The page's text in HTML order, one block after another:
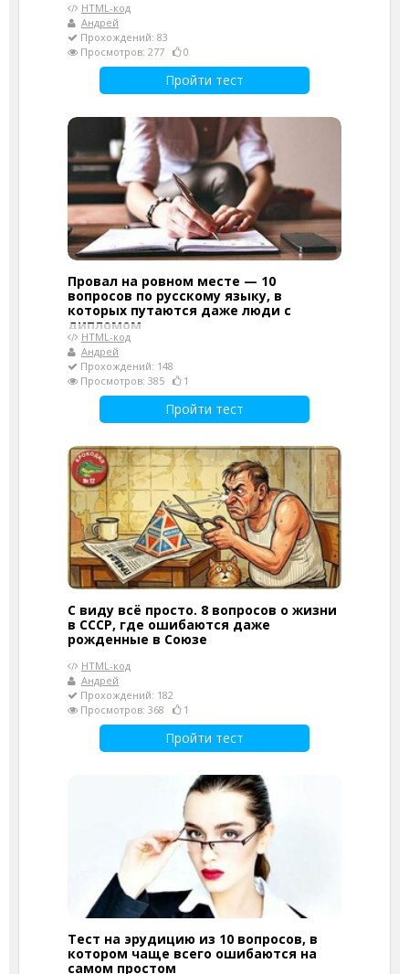
HTML-код
Андрей
Прохождений: 83
Просмотров: 277
0
Пройти тест
Провал на ровном месте — 10
вопросов по русскому языку, в
которых путаются даже люди с
дипломом
HTML-код
Андрей
Прохождений: 148
Просмотров: 385
1
Пройти тест
С виду всё просто. 8 вопросов о жизни
в СССР, где ошибаются даже
рожденные в Союзе
HTML-код
Андрей
Прохождений: 182
Просмотров: 368
1
Пройти тест
Тест на эрудицию из 10 вопросов, в
котором чаще всего ошибаются на
самом простом